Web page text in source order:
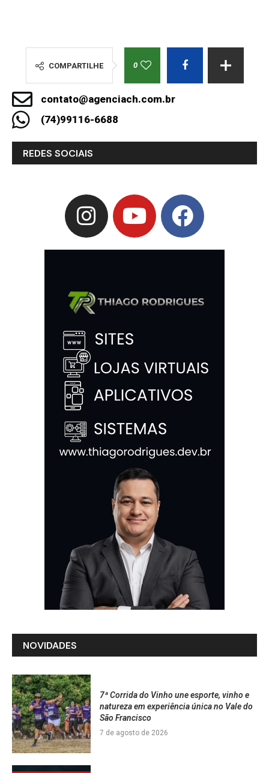
COMPARTILHE 0
contato@agenciach.com.br
(74)99116-6688
REDES SOCIAIS
NOVIDADES
7ª Corrida do Vinho une esporte, vinho e
natureza em experiência única no Vale do
São Francisco
7 de agosto de 2026